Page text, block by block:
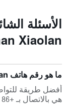
Xiaolan
ما هو رقم هاتف Vienna Hotel Zhongshan Xiaolan؟
هي بالاتصال بـ +86 760 8610 1888.